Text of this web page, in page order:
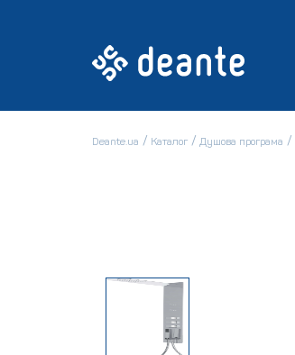
Deante.ua Каталог Душова програма